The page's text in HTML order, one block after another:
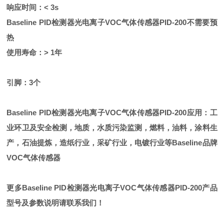
响应时间：< 3s
Baseline PID检测器光电离子VOC气体传感器PID-200不需要预
热
使用寿命：> 1年
引脚：3个
Baseline PID检测器光电离子VOC气体传感器PID-200应用：工
业环卫及安全检测，地质，水质污染监测，燃料，油料，涂料生
产，石油提炼，造纸行业，采矿行业，电镀行业等Baseline品牌
VOC气体传感器
更多Baseline PID检测器光电离子VOC气体传感器PID-200产品
型号及参数说明请联系我们！